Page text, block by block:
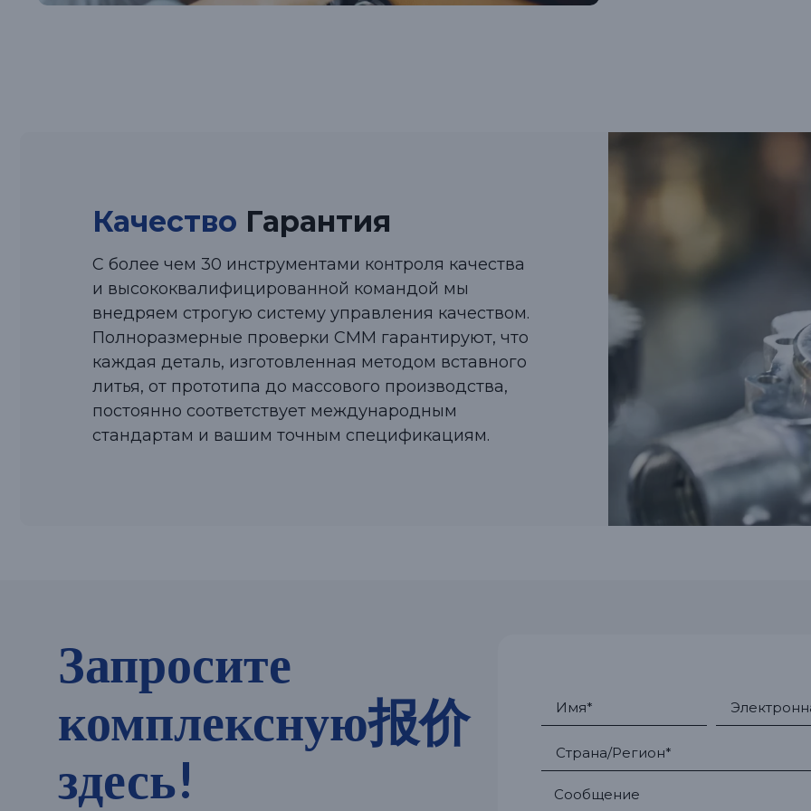
Качество Гарантия
С более чем 30 инструментами контроля качества
и высококвалифицированной командой мы
внедряем строгую систему управления качеством.
Полноразмерные проверки CMM гарантируют, что
каждая деталь, изготовленная методом вставного
литья, от прототипа до массового производства,
постоянно соответствует международным
стандартам и вашим точным спецификациям.
Запросите
комплексную报价
здесь!